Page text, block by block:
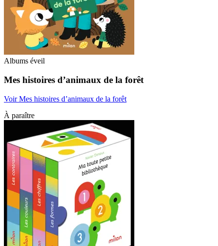
Albums éveil
Mes histoires d’animaux de la forêt
Voir Mes histoires d’animaux de la forêt
À paraître